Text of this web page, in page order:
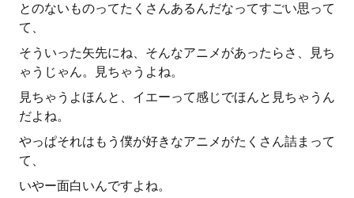
とのないものってたくさんあるんだなってすごい思って
て、
そういった矢先にね、そんなアニメがあったらさ、見ち
ゃうじゃん。見ちゃうよね。
見ちゃうよほんと、イエーって感じでほんと見ちゃうん
だよね。
やっぱそれはもう僕が好きなアニメがたくさん詰まって
て、
いやー面白いんですよね。